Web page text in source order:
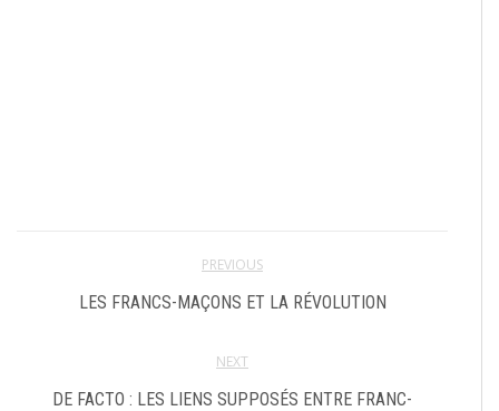
PREVIOUS
LES FRANCS-MAÇONS ET LA RÉVOLUTION
NEXT
DE FACTO : LES LIENS SUPPOSÉS ENTRE FRANC-